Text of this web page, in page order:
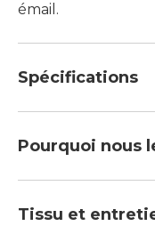
émail.
Spécifications
Poids : 1 oz.
Pourquoi nous
personnaliser
Tissu et